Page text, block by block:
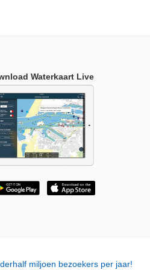
Waterkaart Live
miljoen bezoekers per jaar!